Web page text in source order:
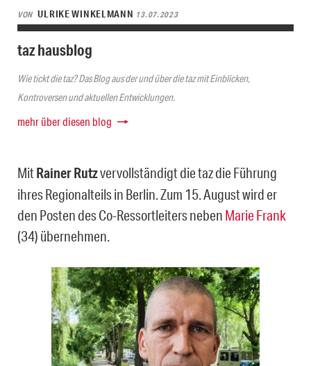
VON ULRIKE WINKELMANN 13.07.2023
taz hausblog
Wie tickt die taz? Das Blog aus der und über die taz mit Einblicken,
Kontroversen und aktuellen Entwicklungen.
mehr über diesen blog
MitRainer Rutzvervollständigt die taz die Führung
ihres Regionalteils in Berlin. Zum 15. August wird er
den Posten des Co-Ressortleiters neben Marie Frank
(34) übernehmen.